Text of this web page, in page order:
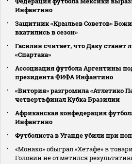
Инфантино
Защитник «Крыльев Советов»
вкатились в сезон»
Гасилин считает, что Даку
«Спартака»
Ассоциация футбола Аргентины
президента ФИФА Инфантино
«Витория» разгромила «Атлетико
четвертьфинал Кубка Бразилии
Африканская конфедерация
Инфантино
Футболиста в Уганде убили при
«Монако» обыграл «Хетафе» в
Головин не отметился